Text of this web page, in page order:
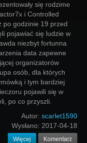
się rodzime
i Controlled
po godzinie 19 przed
pojawiać się ludzie w
niezbyt fortunna
data zapewne
organizatorów
osób, dla których
i tym bardziej
pojawili się w
po co przyszli.
Autor: scarlet1590
Wysłano: 2017-04-18
Więcej Komentarz